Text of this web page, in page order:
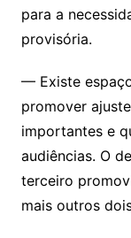
para a
provisória.
— Existe
promover
importantes e
audiências. O
terceiro
mais outros